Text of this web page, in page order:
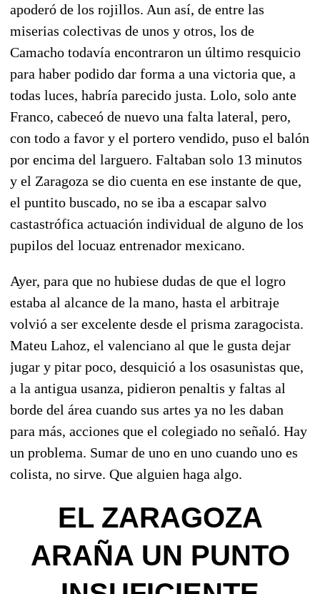
apoderó de los rojillos. Aun así, de entre las
miserias colectivas de unos y otros, los de
Camacho todavía encontraron un último resquicio
para haber podido dar forma a una victoria que, a
todas luces, habría parecido justa. Lolo, solo ante
Franco, cabeceó de nuevo una falta lateral, pero,
con todo a favor y el portero vendido, puso el balón
por encima del larguero. Faltaban solo 13 minutos
y el Zaragoza se dio cuenta en ese instante de que,
el puntito buscado, no se iba a escapar salvo
castastrófica actuación individual de alguno de los
pupilos del locuaz entrenador mexicano.
Ayer, para que no hubiese dudas de que el logro
estaba al alcance de la mano, hasta el arbitraje
volvió a ser excelente desde el prisma zaragocista.
Mateu Lahoz, el valenciano al que le gusta dejar
jugar y pitar poco, desquició a los osasunistas que,
a la antigua usanza, pidieron penaltis y faltas al
borde del área cuando sus artes ya no les daban
para más, acciones que el colegiado no señaló. Hay
un problema. Sumar de uno en uno cuando uno es
colista, no sirve. Que alguien haga algo.
EL ZARAGOZA
ARAÑA UN PUNTO